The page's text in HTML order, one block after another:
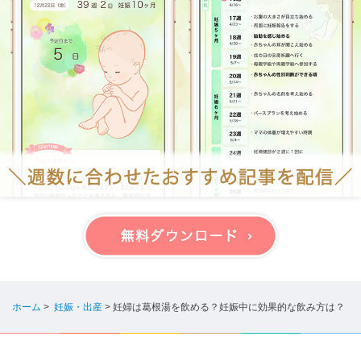
ホーム > 妊娠・出産 > 妊婦は葛根湯を飲める？妊娠中に効果的な飲み方は？